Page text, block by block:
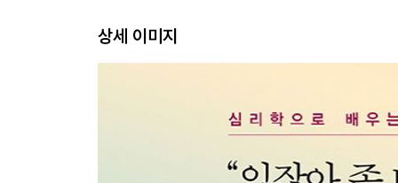
11. 진실이라도 강요해서는 안 된다
12. 뻔뻔하게 단호하게 나답게
14. 자신에게도 배려가 필요하다
4장. 마음대로 살고 힘껏 행복해질 것
상세 이미지